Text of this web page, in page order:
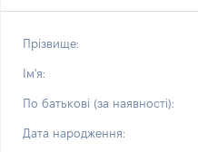
Прізвище:
Ім'я:
По батькові (за наявності):
Дата народження: